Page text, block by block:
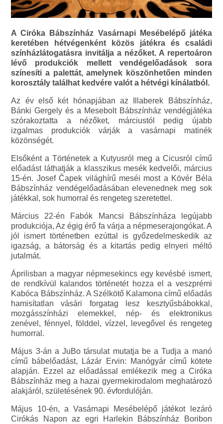
A Ciróka Bábszínház Vasárnapi Mesébelépő játéka
keretében hétvégenként közös játékra és családi
színházlátogatásra invitálja a nézőket. A repertoáron
lévő produkciók mellett vendégelőadások sora
színesíti a palettát, amelynek köszönhetően minden
korosztály találhat kedvére valót a hétvégi kínálatból.
Az év első két hónapjában az Illaberek Bábszínház,
Bánki Gergely és a Mesebolt Bábszínház vendégjátéka
szórakoztatta a nézőket, márciustól pedig újabb
izgalmas produkciók várják a vasárnapi matinék
közönségét.
Elsőként a Történetek a Kutyusról meg a Cicusról című
előadást láthatják a klasszikus mesék kedvelői, március
15-én. Josef Čapek világhírű meséi most a Kövér Béla
Bábszínház vendégelőadásában elevenednek meg sok
játékkal, sok humorral és rengeteg szeretettel.
Március 22-én Fabók Mancsi Bábszínháza legújabb
produkciója, Az égig érő fa várja a népmeserajongókat. A
jól ismert történetben ezúttal is győzedelmeskedik az
igazság, a bátorság és a kitartás pedig elnyeri méltó
jutalmát.
Áprilisban a magyar népmesekincs egy kevésbé ismert,
de rendkívül kalandos történetét hozza el a veszprémi
Kabóca Bábszínház. A Szélkötő Kalamona című előadás
hamisítatlan vásári forgatag lesz kesztyűsbábokkal,
mozgásszínházi elemekkel, nép- és elektronikus
zenével, fénnyel, földdel, vízzel, levegővel és rengeteg
humorral.
Május 3-án a JuBo társulat mutatja be a Tudja a manó
című bábelőadást, Lázár Ervin: Manógyár című kötete
alapján. Ezzel az előadással emlékezik meg a Ciróka
Bábszínház meg a hazai gyermekirodalom meghatározó
alakjáról, születésének 90. évfordulóján.
Május 10-én, a Vasárnapi Mesébelépő játékot lezáró
Cirókás Napon az egri Harlekin Bábszínház Boribon